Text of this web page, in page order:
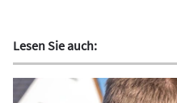
Lesen Sie auch: